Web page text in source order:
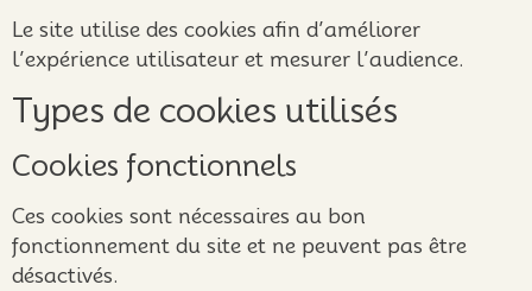
Le site utilise des cookies afin d’améliorer
l’expérience utilisateur et mesurer l’audience.
Types de cookies utilisés
Cookies fonctionnels
Ces cookies sont nécessaires au bon
fonctionnement du site et ne peuvent pas être
désactivés.